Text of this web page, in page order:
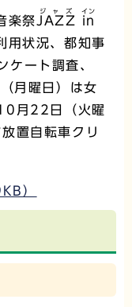
楽祭JAZZ
ジャズ
in
イン
用状況、都知事
ケート調査、
月曜日）は女
月22日（火曜
置自転車クリ
）